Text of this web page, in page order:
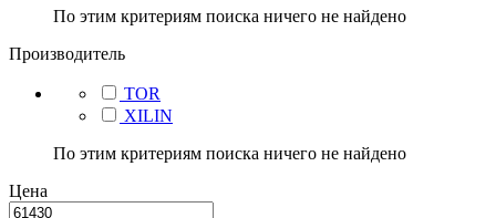
По этим критериям поиска ничего не найдено
Производитель
TOR
XILIN
По этим критериям поиска ничего не найдено
Цена